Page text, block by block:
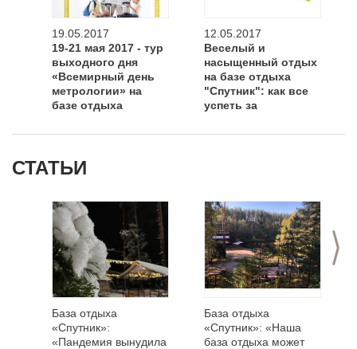
19.05.2017
19-21 мая 2017 - тур
выходного дня
«Всемирный день
метрологии» на
базе отдыха
12.05.2017
Веселый и
насыщенный отдых
на базе отдыха
"Спутник": как все
успеть за
СТАТЬИ
>
База отдыха
«Спутник»:
«Пандемия вынудила
База отдыха
«Спутник»: «Наша
база отдыха может